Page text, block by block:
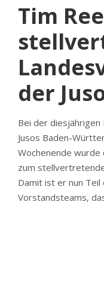
Tim
der
Bei der
Jusos Baden-
Wochenende
zum
Damit ist er nun
Vorstandsteams,